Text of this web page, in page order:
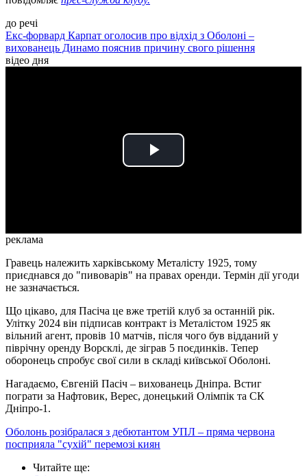
до речі
Екс-форвард Карпат оголосив про відхід з Оболоні –
вихованець Динамо пояснив причину свого рішення
відео дня
Play
реклама
Гравець належить харківському Металісту 1925, тому
приєднався до "пивоварів" на правах оренди. Термін дії угоди
не зазначається.
Що цікаво, для Пасіча це вже третій клуб за останній рік.
Улітку 2024 він підписав контракт із Металістом 1925 як
вільний агент, провів 10 матчів, після чого був відданий у
піврічну оренду Ворсклі, де зіграв 5 поєдинків. Тепер
оборонець спробує свої сили в складі київської Оболоні.
Нагадаємо, Євгеній Пасіч – вихованець Дніпра. Встиг
пограти за Нафтовик, Верес, донецький Олімпік та СК
Дніпро-1.
Оболонь розібралася з дебютантом УПЛ – пряма червона
посприяла "сухій" перемозі киян
Читайте ще: